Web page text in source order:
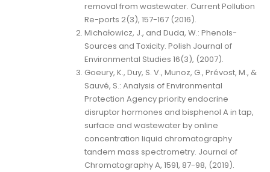
removal from wastewater. Current Pollution
Re-ports 2(3), 157-167 (2016).
Michałowicz, J., and Duda, W.: Phenols-
Sources and Toxicity. Polish Journal of
Environmental Studies 16(3), (2007).
Goeury, K., Duy, S. V., Munoz, G., Prévost, M., &
Sauvé, S.: Analysis of Environmental
Protection Agency priority endocrine
disruptor hormones and bisphenol A in tap,
surface and wastewater by online
concentration liquid chromatography
tandem mass spectrometry. Journal of
Chromatography A, 1591, 87-98, (2019).